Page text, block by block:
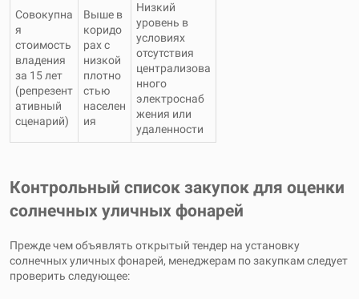
Совокупна
я
стоимость
владения
за 15 лет
(репрезент
ативный
сценарий)
Выше в
коридо
рах с
низкой
плотно
стью
населен
ия
Низкий
уровень в
условиях
отсутствия
централизова
нного
электроснаб
жения или
удаленности
Контрольный список закупок для оценки
солнечных уличных фонарей
Прежде чем объявлять открытый тендер на установку
солнечных уличных фонарей, менеджерам по закупкам следует
проверить следующее: